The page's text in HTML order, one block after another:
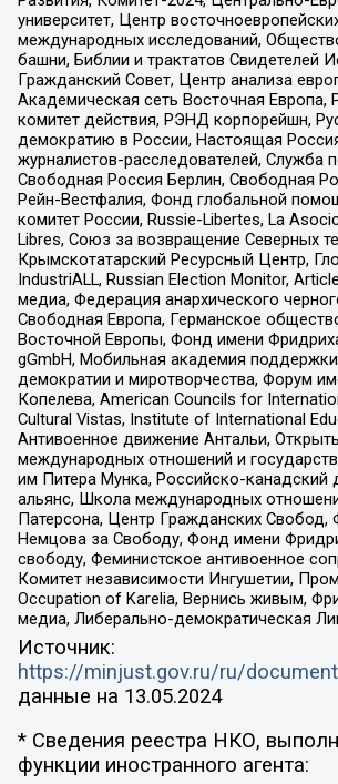
университет, Центр
международных исследований,
башни, Библии и трактатов Свидетелей
Гражданский Совет, Центр анализа
Академическая сеть Восточная Европа,
комитет действия, РЭНД корпорейшн,
демократию в России, Настоящая
журналистов-расследователей, Служба
Свободная Россия Берлин, Свободная
Рейн-Вестфалия, Фонд глобальной
комитет России, Russie-Libertes, La
Libres, Союз за возвращение Северных
Крымскотатарский Ресурсный Центр,
IndustriALL, Russian Election Monitor,
медиа, Федерация анархического
Свободная Европа, Германское
Восточной Европы, Фонд имени
gGmbH, Мобильная академия
демократии и миротворчества, Форум
Копелева, American Councils for
Cultural Vistas, Institute of International
Антивоенное движение Антальи,
международных отношений и
им Питера Мунка, Российско-канадский
альянс, Школа международных
Патерсона, Центр Гражданских Свобод,
Немцова за Свободу, Фонд имени
свободу, Феминистское антивоенное
Комитет независимости Ингушетии,
Occupation of Karelia, Вернись живым,
медиа, Либерально-демократическая
Источник:
https://minjust.gov.ru/ru/
данные на 13.05.2024
* Сведения реестра НКО,
функции иностранного агента: